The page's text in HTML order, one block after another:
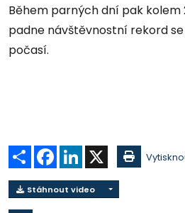
Během parných dní pak kolem
padne návštěvnostní rekord
počasí.
Sdílet Facebook
LinkedIn
Stáhnout video